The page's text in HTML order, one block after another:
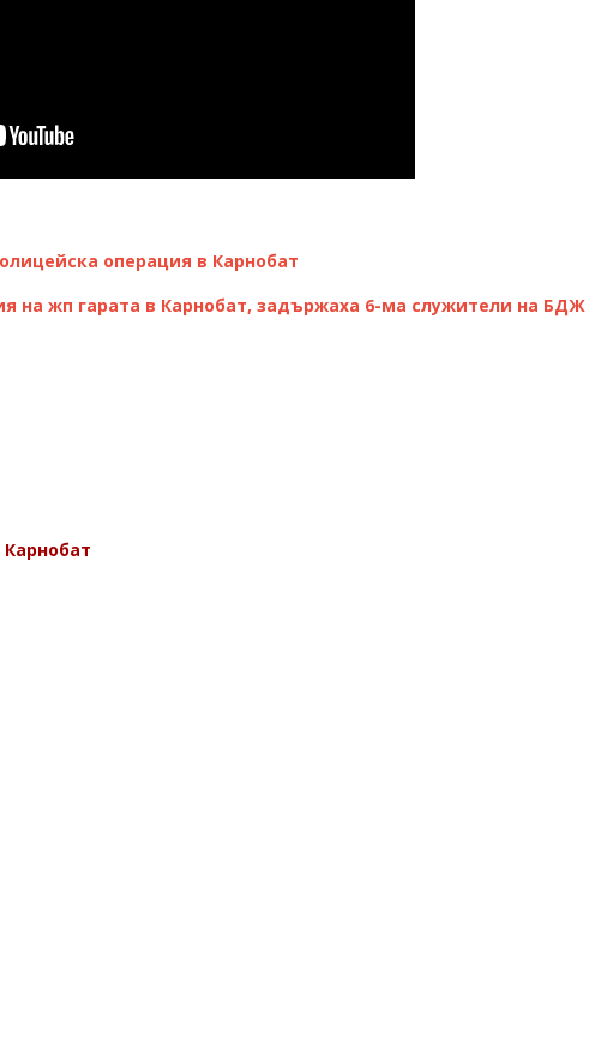
операция в Карнобат
на жп гарата в Карнобат, задържаха 6-ма служители на БДЖ
Карнобат